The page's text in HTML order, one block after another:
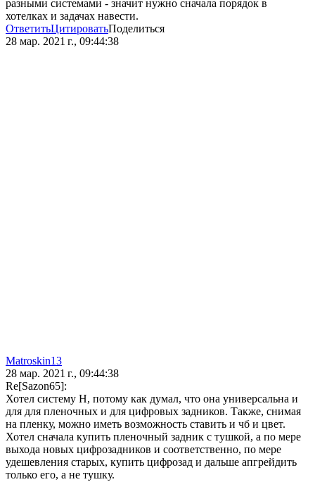
разными системами - значит нужно сначала порядок в
хотелках и задачах навести.
ОтветитьЦитироватьПоделиться
28 мар. 2021 г., 09:44:38
Matroskin13
28 мар. 2021 г., 09:44:38
Re[Sazon65]:
Хотел систему H, потому как думал, что она универсальна и
для для пленочных и для цифровых задников. Также, снимая
на пленку, можно иметь возможность ставить и чб и цвет.
Хотел сначала купить пленочный задник с тушкой, а по мере
выхода новых цифрозадников и соответственно, по мере
удешевления старых, купить цифрозад и дальше апгрейдить
только его, а не тушку.